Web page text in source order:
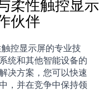
柔性触控显示
伙伴
控显示屏的专业技
统和其他智能设备的
决方案，您可以快速
，并在竞争中保持领